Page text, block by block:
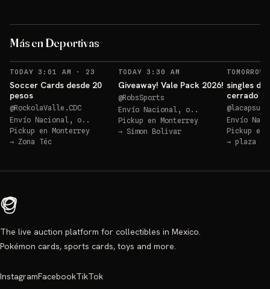
Más en Deportivas
TODAY 3:01 AM · 23 RECORDATORIOS
Soccer Cards desde 20
pesos
@RockolaValle.CDC
Envío Nacional, o..
Pickup en Monterrey
→ Zona Téc
TODAY 3:30 AM
Giveaway! Vale Pack 2026!
@RobsSports
Envío Nacional, o..
Pickup en Monterrey
→ Simon Bolivar
singles
cerrado
@
Envío
Pickup en
→ plaza
The live auction platform for collectibles in Mexico.
Pokémon cards, sports cards, toys and more.
InstagramFacebookTikTok